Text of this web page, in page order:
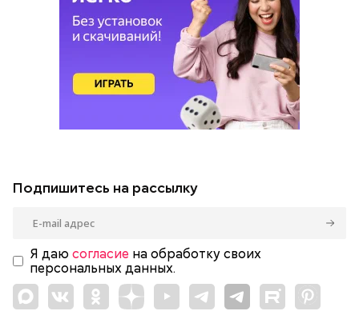
Подпишитесь на рассылку
Я даю согласие на обработку своих
персональных данных.